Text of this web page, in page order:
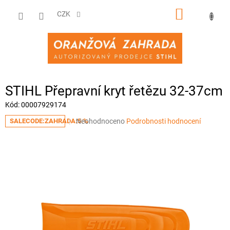
CZK
NÁKUPNÍ
STIHL Přepravní kryt řetězu 32-37cm
Kód:00007929174
SALECODE:ZAHRADA:5:%Průměrné
Neohodnoceno Podrobnosti hodnocení